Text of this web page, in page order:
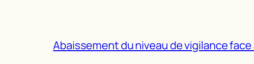
Abaissement du niveau de vigilance face